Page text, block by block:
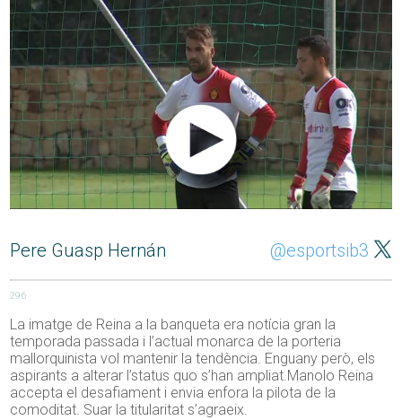
Pere Guasp Hernán @esportsib3
296
La imatge de Reina a la banqueta era notícia gran la
temporada passada i l’actual monarca de la porteria
mallorquinista vol mantenir la tendència. Enguany però, els
aspirants a alterar l’status quo s’han ampliat.Manolo Reina
accepta el desafiament i envia enfora la pilota de la
comoditat. Suar la titularitat s’agraeix.